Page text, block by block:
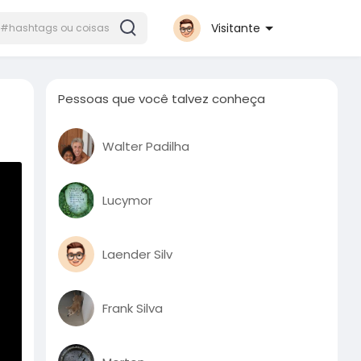
Visitante
Pessoas que você talvez conheça
Walter Padilha
Lucymor
Laender Silv
Frank Silva